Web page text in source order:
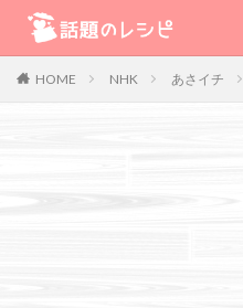
HOME NHK あさイチ
キーワード